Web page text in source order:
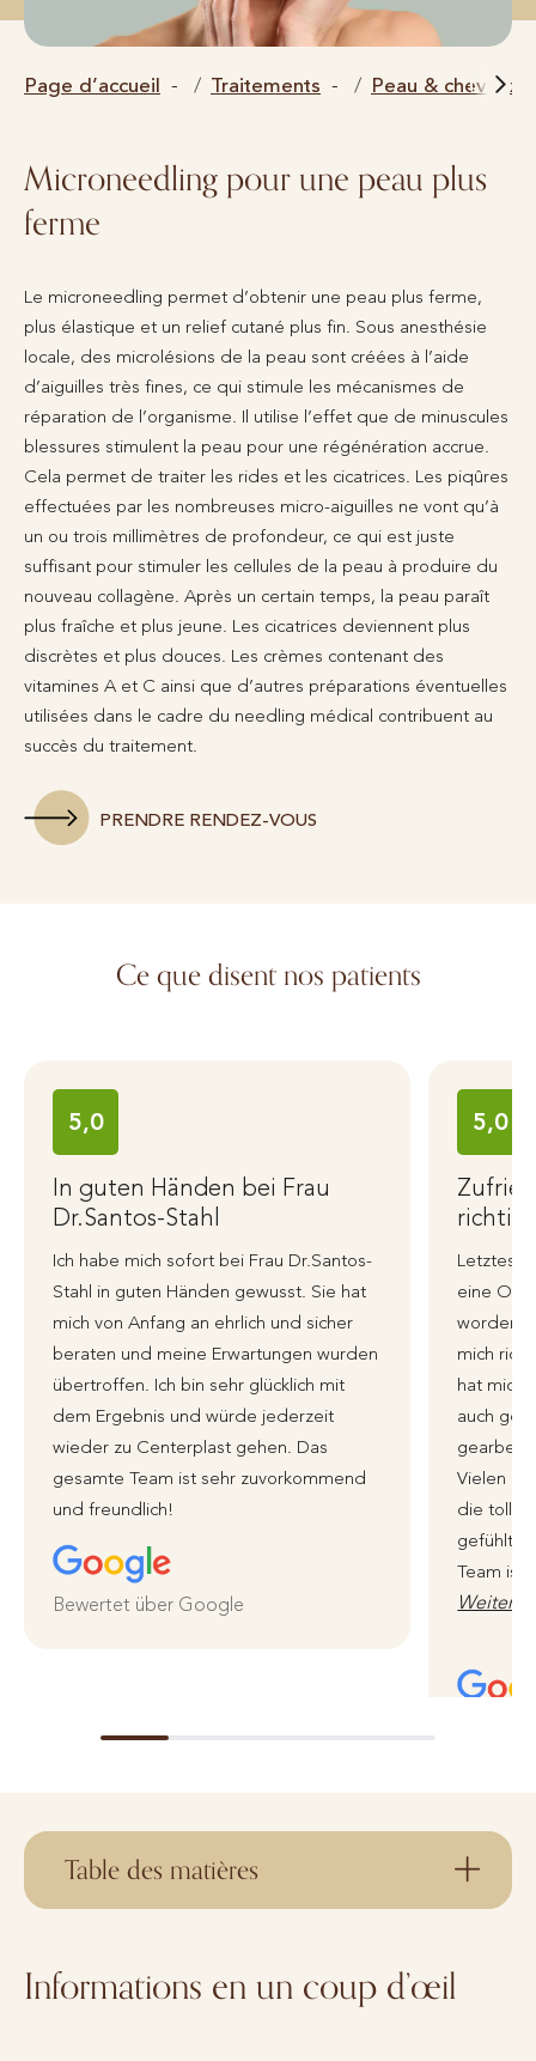
Page d’accueil Traitements Peau & cheveux
Microneedling pour une peau plus
ferme
Le microneedling permet d’obtenir une peau plus ferme,
plus élastique et un relief cutané plus fin. Sous anesthésie
locale, des microlésions de la peau sont créées à l’aide
d’aiguilles très fines, ce qui stimule les mécanismes de
réparation de l’organisme. Il utilise l’effet que de minuscules
blessures stimulent la peau pour une régénération accrue.
Cela permet de traiter les rides et les cicatrices. Les piqûres
effectuées par les nombreuses micro-aiguilles ne vont qu’à
un ou trois millimètres de profondeur, ce qui est juste
suffisant pour stimuler les cellules de la peau à produire du
nouveau collagène. Après un certain temps, la peau paraît
plus fraîche et plus jeune. Les cicatrices deviennent plus
discrètes et plus douces. Les crèmes contenant des
vitamines A et C ainsi que d’autres préparations éventuelles
utilisées dans le cadre du needling médical contribuent au
succès du traitement.
PRENDRE RENDEZ-VOUS
Ce que disent nos patients
5,0
In guten Händen bei Frau
Dr.Santos-Stahl
Ich habe mich sofort bei Frau Dr.Santos-
Stahl in guten Händen gewusst. Sie hat
mich von Anfang an ehrlich und sicher
beraten und meine Erwartungen wurden
übertroffen. Ich bin sehr glücklich mit
dem Ergebnis und würde jederzeit
wieder zu Centerplast gehen. Das
gesamte Team ist sehr zuvorkommend
und freundlich!
Bewertet über Google
5,0
richtig
Letztes
eine
worden,
mich
hat mich
auch
Vielen
die tolle
gefühlt
Team ist
Table des matières
Informations en un coup d’œil